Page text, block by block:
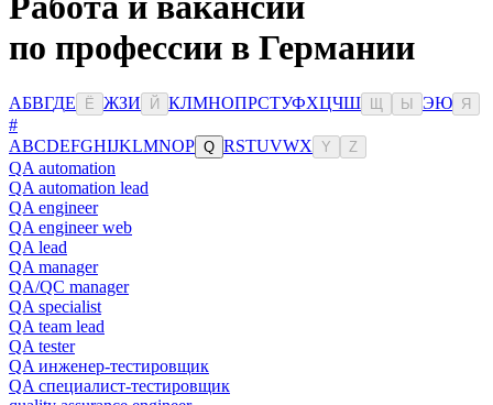
по профессии в Германии
АБВГДЕ Ё ЖЗИ Й КЛМНОПРСТУФХЦЧШ Ы ЭЮ Я
#
ABCDEFGHIJKLMNOP Q RSTUVWX Y Z
QA automation
QA automation lead
QA engineer
QA engineer web
QA lead
QA manager
QA/QC manager
QA specialist
QA team lead
QA tester
QA инженер-тестировщик
QA специалист-тестировщик